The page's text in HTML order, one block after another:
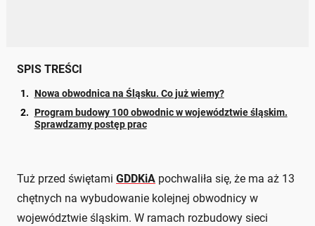
SPIS TREŚCI
Nowa obwodnica na Śląsku. Co już wiemy?
Program budowy 100 obwodnic w województwie śląskim.
Sprawdzamy postęp prac
Tuż przed świętami GDDKiA pochwaliła się, że ma aż 13
chętnych na wybudowanie kolejnej obwodnicy w
województwie śląskim. W ramach rozbudowy sieci